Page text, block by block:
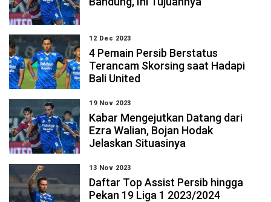
12 Dec 2023
4 Pemain Persib Berstatus
Terancam Skorsing saat Hadapi
Bali United
19 Nov 2023
Kabar Mengejutkan Datang dari
Ezra Walian, Bojan Hodak
Jelaskan Situasinya
13 Nov 2023
Daftar Top Assist Persib hingga
Pekan 19 Liga 1 2023/2024